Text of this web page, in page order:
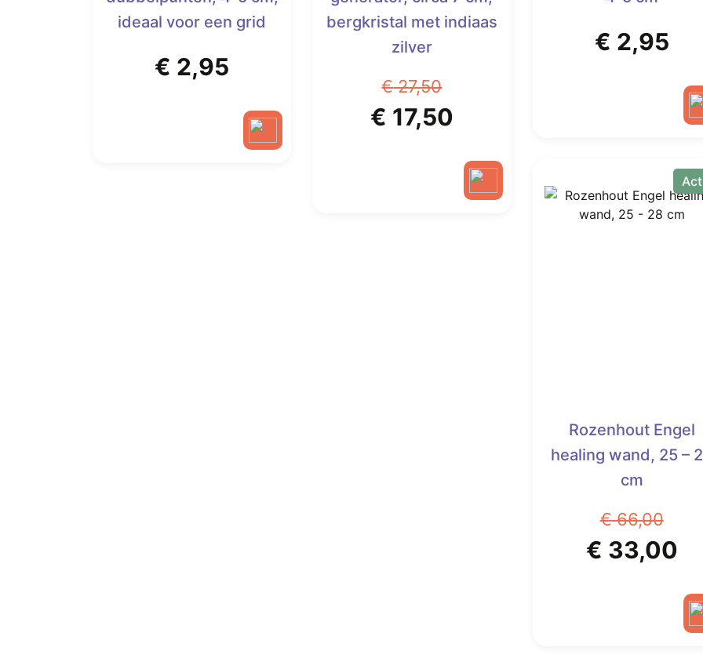
ideaal voor een grid
€ 2,95
bergkristal met indiaas
zilver
€27,50
Oorspronkelijke
€ 17,50
is:
€ 2,95
Rozenhout Engel
healing wand, 25 –
cm
€66,00
€ 33,00
is: